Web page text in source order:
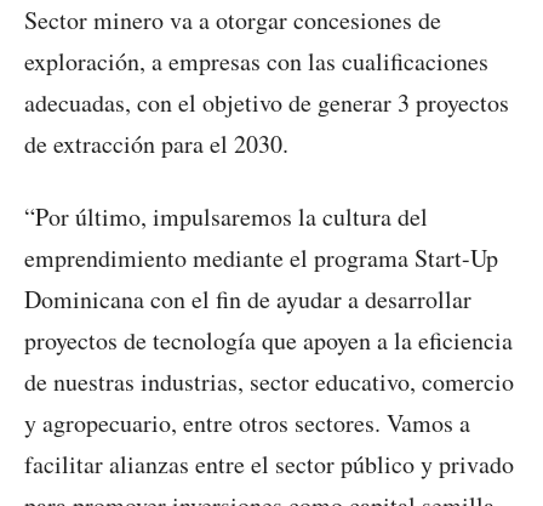
Sector minero va a otorgar concesiones de
exploración, a empresas con las cualificaciones
adecuadas, con el objetivo de generar 3 proyectos
de extracción para el 2030.
“Por último, impulsaremos la cultura del
emprendimiento mediante el programa Start-Up
Dominicana con el fin de ayudar a desarrollar
proyectos de tecnología que apoyen a la eficiencia
de nuestras industrias, sector educativo, comercio
y agropecuario, entre otros sectores. Vamos a
facilitar alianzas entre el sector público y privado